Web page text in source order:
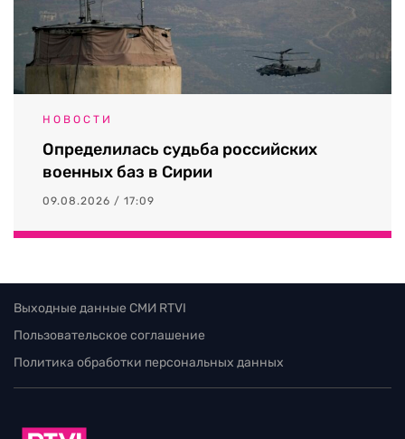
НОВОСТИ
Определилась судьба российских
военных баз в Сирии
09.08.2026 / 17:09
Выходные данные СМИ RTVI
Пользовательское соглашение
Политика обработки персональных данных